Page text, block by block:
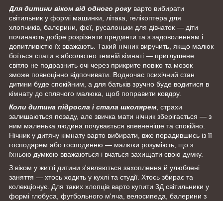
Для дитини віком від одного року варто вибирати
світильник у формі машинки, літака, гелікоптера для
хлопчиків, балерини, феї, русалоньки для дівчаток — діти
починають добре розрізняти предмети та з задоволенням і
допитливістю їх вважають. Такий нічник виручить, якщо малюк
боїться спати в абсолютно темній кімнаті — приглушене
світло не подразнить очі через прикрите повіко та мозок
зможе повноцінно відпочивати. Водночас психічний стан
дитини буде спокійним, а для батьків зручно буде водитися в
кімнату до сплячого малюка, щоб поправити ковдру.
Коли дитина підросла і стала школярем , страхи
залишаються позаду, але звичка мати нічник зберігається — з
ним маленька людина почувається впевненіше та спокійно.
Нічник у дитячу кімнату варто вибирати, вже порадившись із її
господарем або господинею — малюки розуміють, що з
їхньою думкою вважаються і вчаться захищати свою думку.
З віком у житті дитини з'являються захоплення й улюблені
заняття — хтось ходить у кухлі та студії. Хтось збирає та
колекціонує. Для таких хлопців варто купити 3Д світильники у
формі глобуса, футбольного м'яча, велосипеда, балерини з